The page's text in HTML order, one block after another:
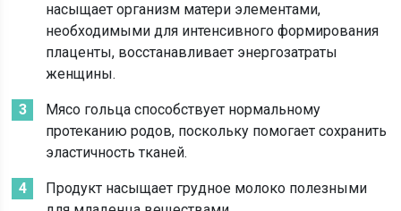
насыщает организм матери элементами,
необходимыми для интенсивного формирования
плаценты, восстанавливает энергозатраты
женщины.
Мясо гольца способствует нормальному
протеканию родов, поскольку помогает сохранить
эластичность тканей.
Продукт насыщает грудное молоко полезными